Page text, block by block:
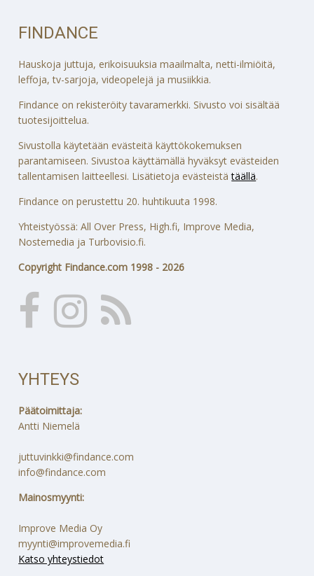
FINDANCE
Hauskoja juttuja, erikoisuuksia maailmalta, netti-ilmiöitä,
leffoja, tv-sarjoja, videopelejä ja musiikkia.
Findance on rekisteröity tavaramerkki. Sivusto voi sisältää
tuotesijoittelua.
Sivustolla käytetään evästeitä käyttökokemuksen
parantamiseen. Sivustoa käyttämällä hyväksyt evästeiden
tallentamisen laitteellesi. Lisätietoja evästeistätäällä.
Findance on perustettu 20. huhtikuuta 1998.
Yhteistyössä: All Over Press, High.fi, Improve Media,
Nostemedia ja Turbovisio.fi.
Copyright Findance.com 1998 - 2026
YHTEYS
Päätoimittaja:
Antti Niemelä
juttuvinkki@findance.com
info@findance.com
Mainosmyynti:
Improve Media Oy
myynti@improvemedia.fi
Katso yhteystiedot